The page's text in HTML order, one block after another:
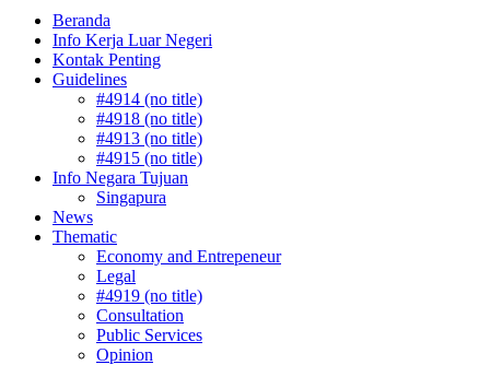
Beranda
Info Kerja Luar Negeri
Kontak Penting
Guidelines
#4914 (no title)
#4918 (no title)
#4913 (no title)
#4915 (no title)
Info Negara Tujuan
Singapura
News
Thematic
Economy and Entrepeneur
Legal
#4919 (no title)
Consultation
Public Services
Opinion